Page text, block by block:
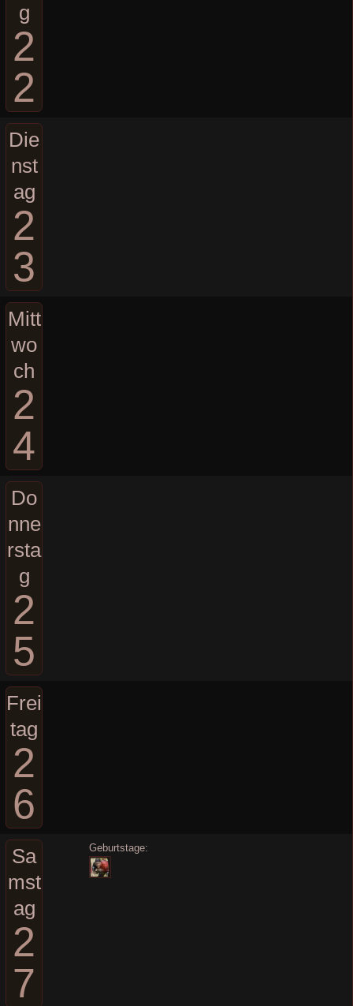
g
2
2
Die
nst
ag
2
3
Mitt
wo
ch
2
4
Do
nne
rsta
g
2
5
Frei
tag
2
6
Sa
mst
ag
2
7
Geburtstage: